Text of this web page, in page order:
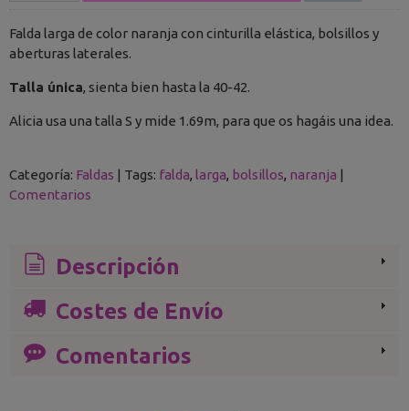
Falda larga de color naranja con cinturilla elástica, bolsillos y
aberturas laterales.
Talla única, sienta bien hasta la 40-42.
Alicia usa una talla S y mide 1.69m, para que os hagáis una idea.
Categoría: Faldas | Tags: falda larga bolsillos naranja |
Comentarios
Descripción
Costes de Envío
Comentarios